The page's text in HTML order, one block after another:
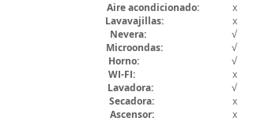
Aire acondicionado: x
Lavavajillas: x
Nevera: √
Microondas: √
Horno: √
WI-FI: x
Lavadora: √
Secadora: x
Ascensor: x